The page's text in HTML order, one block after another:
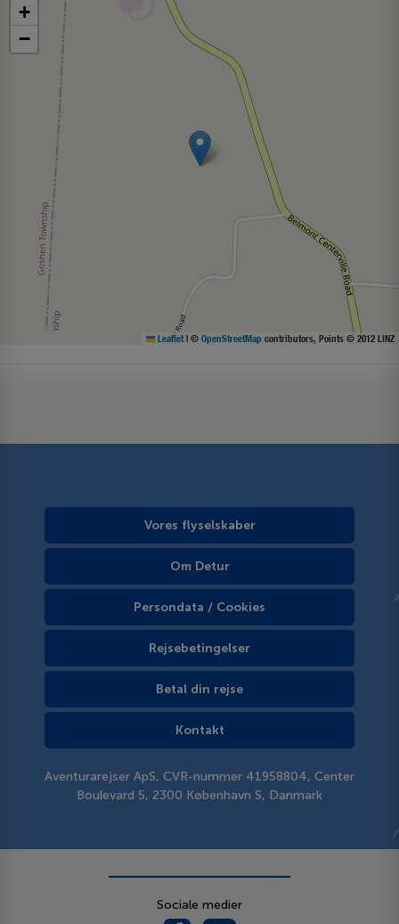
+
−
Leaflet | © OpenStreetMap contributors, Points © 2012 LINZ
Vores flyselskaber
Om Detur
Persondata / Cookies
Rejsebetingelser
Betal din rejse
Kontakt
Aventurarejser ApS, CVR-nummer 41958804, Center
Boulevard 5, 2300 København S, Danmark
Sociale medier